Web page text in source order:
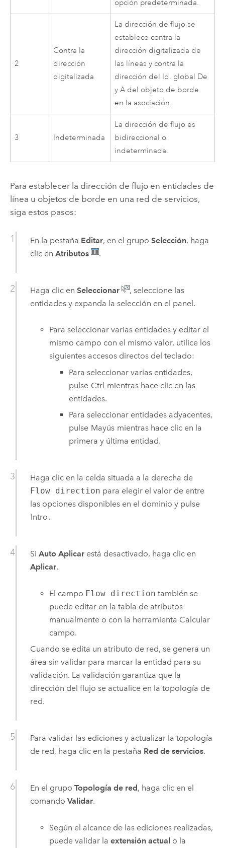
opción predeterminada.
2
Contra la
dirección
digitalizada
La dirección de flujo se
establece contra la
dirección digitalizada de
las líneas y contra la
dirección del Id. global De
y A del objeto de borde
en la asociación.
3 Indeterminada
La dirección de flujo es
bidireccional o
indeterminada.
Para establecer la dirección de flujo en entidades de
línea u objetos de borde en una red de servicios,
siga estos pasos:
En la pestaña Editar, en el grupo Selección, haga
clic en Atributos .
Haga clic en Seleccionar
, seleccione las
entidades y expanda la selección en el panel.
Para seleccionar varias entidades y editar el
mismo campo con el mismo valor, utilice los
siguientes accesos directos del teclado:
Para seleccionar varias entidades,
pulse Ctrl mientras hace clic en las
entidades.
Para seleccionar entidades adyacentes,
pulse Mayús mientras hace clic en la
primera y última entidad.
Haga clic en la celda situada a la derecha de
Flow direction para elegir el valor de entre
las opciones disponibles en el dominio y pulse
Intro.
Si Auto Aplicarestá desactivado, haga clic en
Aplicar.
El campo Flow direction también se
puede editar en la tabla de atributos
manualmente o con la herramienta Calcular
campo.
Cuando se edita un atributo de red, se genera un
área sin validar para marcar la entidad para su
validación. La validación garantiza que la
dirección del flujo se actualice en la topología de
red.
Para validar las ediciones y actualizar la topología
de red, haga clic en la pestaña Red de servicios.
En el grupo Topología de red, haga clic en el
comando Validar.
Según el alcance de las ediciones realizadas,
puede validar laextensión actual o la